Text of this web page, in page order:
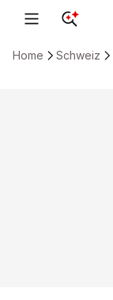
Home Schweiz